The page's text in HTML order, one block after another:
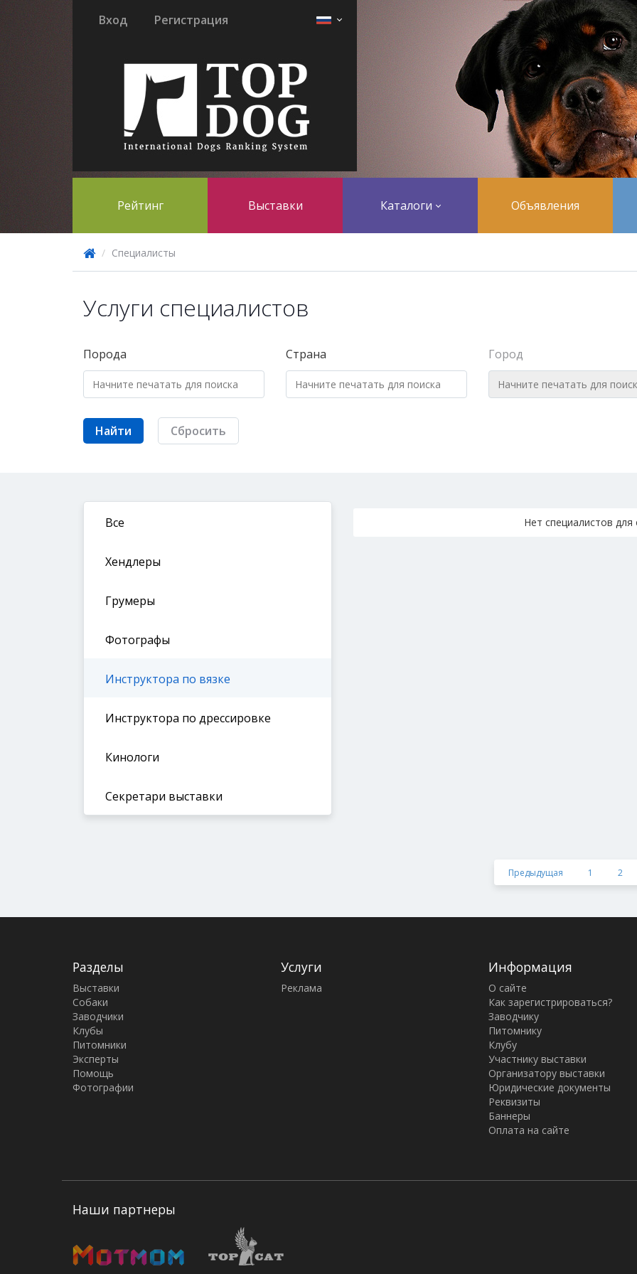
Вход Регистрация
Рейтинг Выставки Каталоги Объявления
Специалисты
Услуги специалистов
Порода Страна Город
Найти Сбросить
Все
Хендлеры
Грумеры
Фотографы
Инструктора по вязке
Инструктора по дрессировке
Кинологи
Секретари выставки
Нет специалистов
Предыдущая 1 2
Разделы
Выставки
Собаки
Заводчики
Клубы
Питомники
Эксперты
Помощь
Фотографии
Услуги
Реклама
Информация
О сайте
Как зарегистрироваться?
Заводчику
Питомнику
Клубу
Участнику выставки
Организатору выставки
Юридические документы
Реквизиты
Баннеры
Оплата на сайте
Наши партнеры